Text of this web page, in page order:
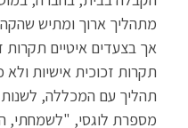
מתהליך ארוך ומתיש
אך בצעדים איטיים תקרות
תקרות זכוכית אישיות
תהליך עם המכללה,
מספרת לוגסי, "לשמחתי,